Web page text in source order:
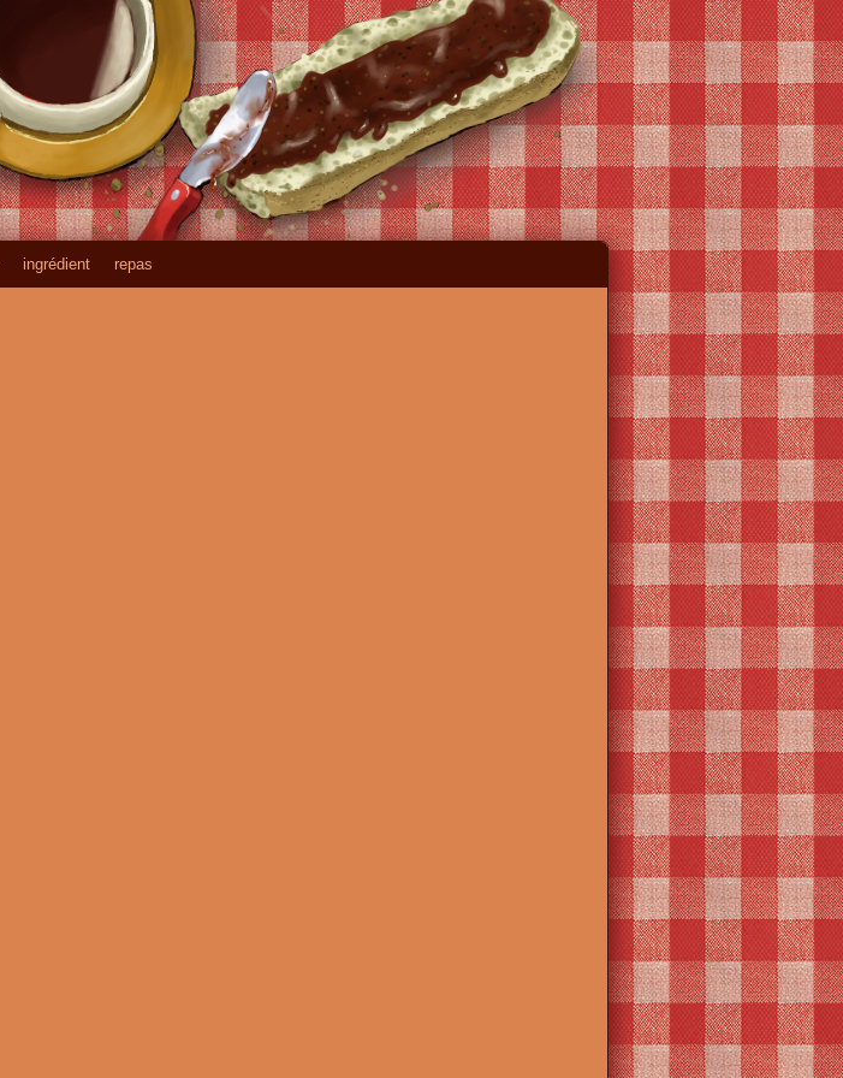
ingrédient repas